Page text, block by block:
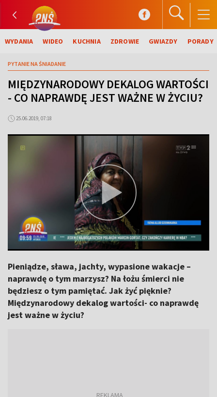
WYDANIA WIDEO KUCHNIA ZDROWIE GWIAZDY PORADY
PYTANIE NA ŚNIADANIE
MIĘDZYNARODOWY DEKALOG WARTOŚCI
- CO NAPRAWDĘ JEST WAŻNE W ŻYCIU?
25.06.2019, 07:18
Pieniądze, sława, jachty, wypasione wakacje –
naprawdę o tym marzysz? Na łożu śmierci nie
będziesz o tym pamiętać. Jak żyć pięknie?
Międzynarodowy dekalog wartości- co naprawdę
jest ważne w życiu?